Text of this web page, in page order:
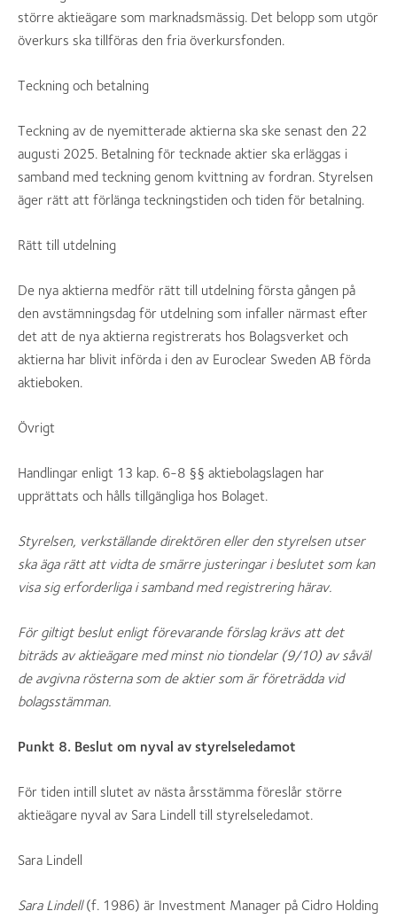
större aktieägare som marknadsmässig. Det belopp som utgör
överkurs ska tillföras den fria överkursfonden.
Teckning och betalning
Teckning av de nyemitterade aktierna ska ske senast den 22
augusti 2025. Betalning för tecknade aktier ska erläggas i
samband med teckning genom kvittning av fordran. Styrelsen
äger rätt att förlänga teckningstiden och tiden för betalning.
Rätt till utdelning
De nya aktierna medför rätt till utdelning första gången på
den avstämningsdag för utdelning som infaller närmast efter
det att de nya aktierna registrerats hos Bolagsverket och
aktierna har blivit införda i den av Euroclear Sweden AB förda
aktieboken.
Övrigt
Handlingar enligt 13 kap. 6-8 §§ aktiebolagslagen har
upprättats och hålls tillgängliga hos Bolaget.
Styrelsen, verkställande direktören eller den styrelsen utser
ska äga rätt att vidta de smärre justeringar i beslutet som kan
visa sig erforderliga i samband med registrering härav.
För giltigt beslut enligt förevarande förslag krävs att det
biträds av aktieägare med minst nio tiondelar (9/10) av såväl
de avgivna rösterna som de aktier som är företrädda vid
bolagsstämman.
Punkt 8. Beslut om nyval av styrelseledamot
För tiden intill slutet av nästa årsstämma föreslår större
aktieägare nyval av Sara Lindell till styrelseledamot.
Sara Lindell
Sara Lindell(f. 1986) är Investment Manager på Cidro Holding